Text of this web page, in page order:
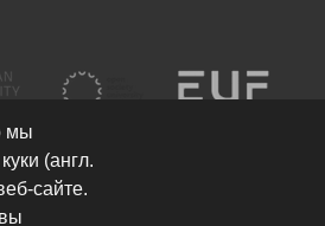
мы
(англ.
сайте.